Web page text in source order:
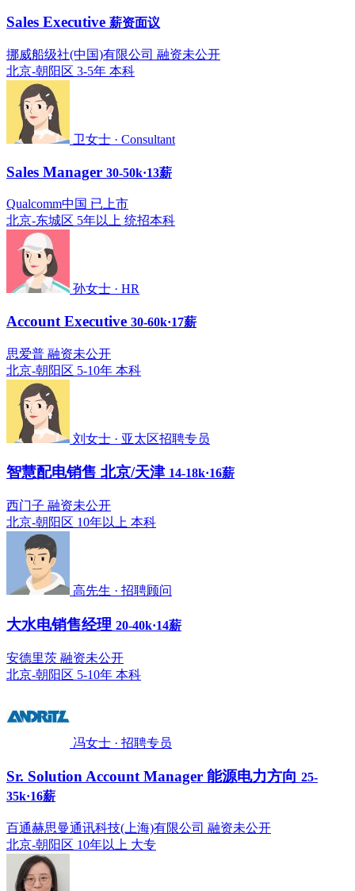
Sales Executive 薪资面议
挪威船级社(中国)有限公司 融资未公开
北京-朝阳区 3-5年 本科
卫女士 · Consultant
Sales Manager 30-50k·13薪
Qualcomm中国 已上市
北京-东城区 5年以上 统招本科
孙女士 · HR
Account Executive 30-60k·17薪
思爱普 融资未公开
北京-朝阳区 5-10年 本科
刘女士 · 亚太区招聘专员
智慧配电销售 北京/天津 14-18k·16薪
西门子 融资未公开
北京-朝阳区 10年以上 本科
高先生 · 招聘顾问
大水电销售经理 20-40k·14薪
安德里茨 融资未公开
北京-朝阳区 5-10年 本科
冯女士 · 招聘专员
Sr. Solution Account Manager 能源电力方向 25-
35k·16薪
百通赫思曼通讯科技(上海)有限公司 融资未公开
北京-朝阳区 10年以上 大专